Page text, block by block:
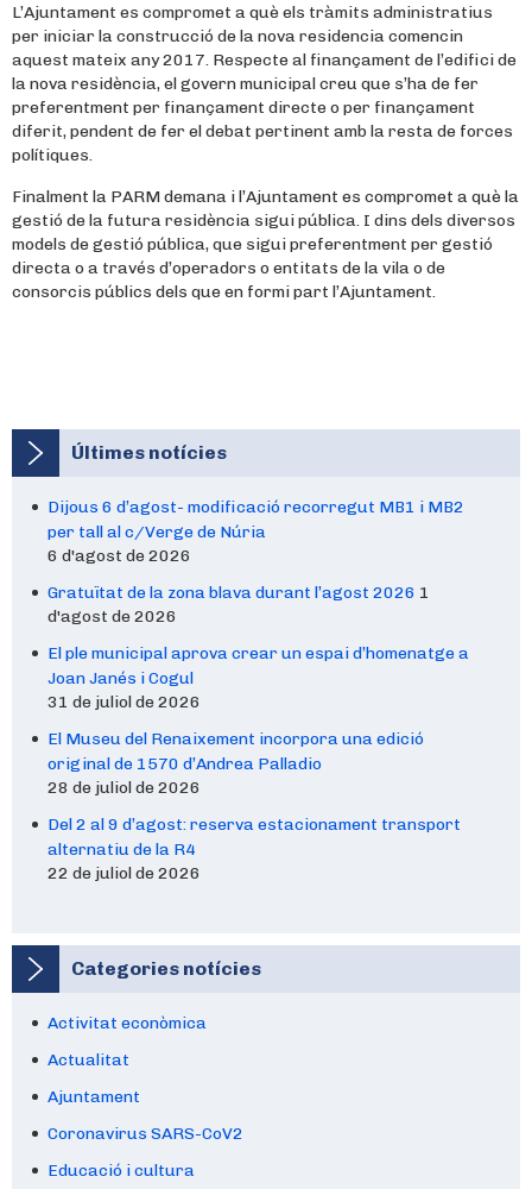
L’Ajuntament es compromet a què els tràmits administratius
per iniciar la construcció de la nova residencia comencin
aquest mateix any 2017. Respecte al finançament de l’edifici de
la nova residència, el govern municipal creu que s’ha de fer
preferentment per finançament directe o per finançament
diferit, pendent de fer el debat pertinent amb la resta de forces
polítiques.
Finalment la PARM demana i l’Ajuntament es compromet a què la
gestió de la futura residència sigui pública. I dins dels diversos
models de gestió pública, que sigui preferentment per gestió
directa o a través d’operadors o entitats de la vila o de
consorcis públics dels que en formi part l’Ajuntament.
Últimes notícies
Dijous 6 d’agost- modificació recorregut MB1 i MB2
per tall al c/Verge de Núria
6 d'agost de 2026
Gratuïtat de la zona blava durant l’agost 2026 1
d'agost de 2026
El ple municipal aprova crear un espai d’homenatge a
Joan Janés i Cogul
31 de juliol de 2026
El Museu del Renaixement incorpora una edició
original de 1570 d’Andrea Palladio
28 de juliol de 2026
Del 2 al 9 d’agost: reserva estacionament transport
alternatiu de la R4
22 de juliol de 2026
Categories notícies
Activitat econòmica
Actualitat
Ajuntament
Coronavirus SARS-CoV2
Educació i cultura